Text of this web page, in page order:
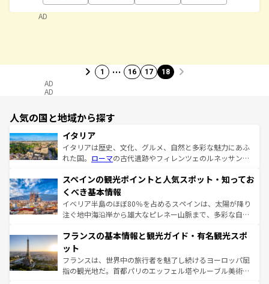
AD
1 … 16 17 18
AD
AD
人気の国と地域から探す
イタリア
イタリアは歴史、文化、グルメ、自然と多彩な魅力にあふ
れた国。 ローマの古代遺跡やフィレンツェのルネッサンス
ろん、トスカーナの美しい田園風景やアマルフィ海岸の絶
景など、自然景観も見逃せない。観光の合間には、本場の
ピザやパスタなど、絶品のイタリア料理を堪能することも
できる。朝目覚めてから夜眠るまで、すべての瞬間を楽し
なお、新着のイタリア情報はコンテンツ一覧を参照してほ
しい。
スペインの観光ポイントと人気スポット・知ってお
くべき基本情報
イベリア半島のほぼ80％を占めるスペインは、太陽が降り
注ぐ地中海沿岸から雄大なピレネー山脈まで、多彩な自然
文化が根付くこの国では、情熱的なフラメンコ、熱気あふ
れる闘牛、そして美味しいタパスが生活の一部となってい
る。首都マドリードの洗練された雰囲気や、バルセロナの
アートに溢れた街角から、地方では古代ローマ遺跡や中世
フランスの基本情報と観光ガイド・有名観光スポ
ット
フランスは、世界中の旅行者を魅了し続けるヨーロッパ屈
指の観光地だ。首都パリのエッフェル塔やルーブル美術館